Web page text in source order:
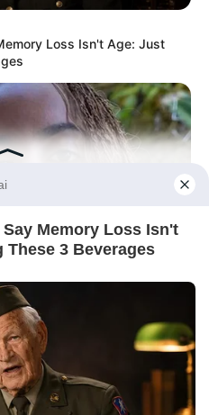
Loss Isn't Age: Just
A Sight To See